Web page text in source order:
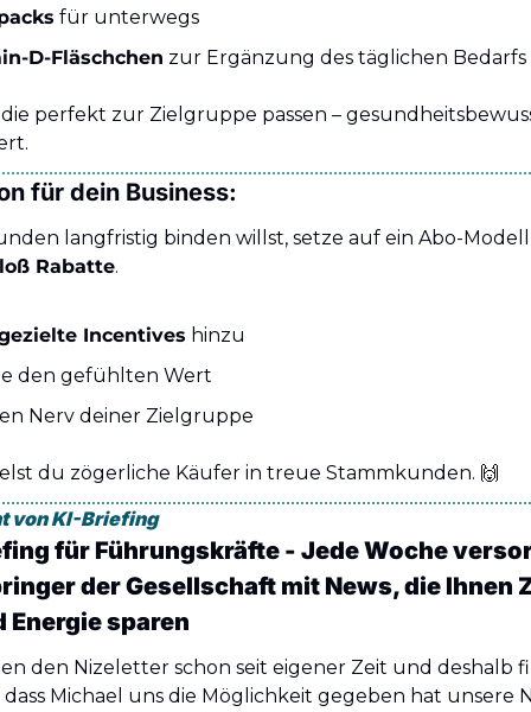
für unterwegs
D-Fläschchen zur Ergänzung des täglichen Bedarfs
perfekt zur Zielgruppe passen –
für dein Business:
langfristig binden willst, setze auf ein Abo-
Rabatte.
Incentives hinzu
den gefühlten Wert
Nerv deiner Zielgruppe
du zögerliche Käufer in treue Stammkunden. 🙌
von KI-Briefing
für Führungskräfte - Jede Woche
der Gesellschaft mit News, die Ihnen
Energie sparen
den Nizeletter schon seit eigener Zeit und deshalb
Michael uns die Möglichkeit gegeben hat unsere